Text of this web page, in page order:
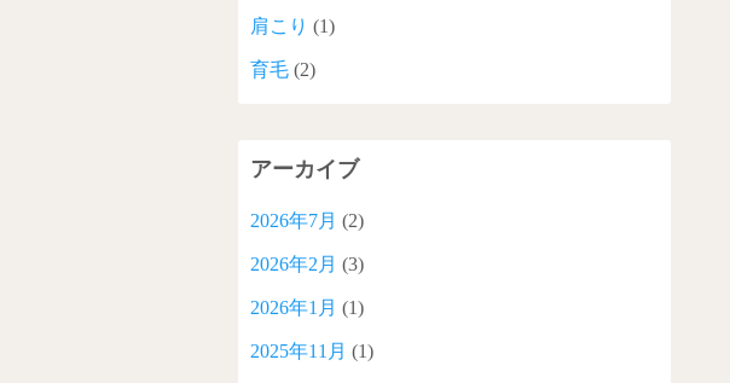
肩こり (1)
育毛 (2)
アーカイブ
2026年7月 (2)
2026年2月 (3)
2026年1月 (1)
2025年11月 (1)